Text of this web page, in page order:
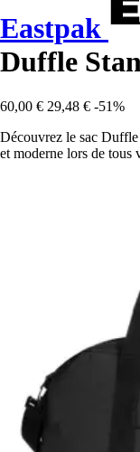
Eastpak
Duffle
60,00 € 29,48 € -51%
Découvrez le sac
et moderne lors de tous